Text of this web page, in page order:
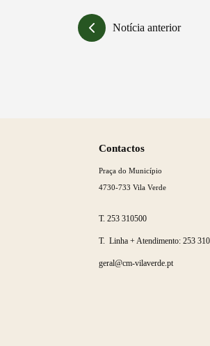
Notícia anterior
Contactos
Praça do Município
4730-733 Vila Verde
T. 253 310500
T. Linha + Atendimento: 253
geral@cm-vilaverde.pt